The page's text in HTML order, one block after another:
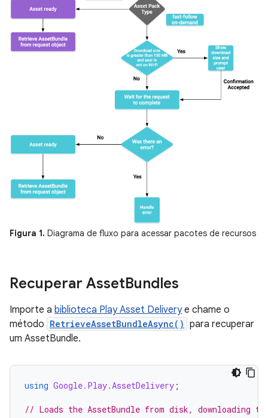
Figura 1. Diagrama de fluxo para acessar pacotes de recursos
Recuperar AssetBundles
Importe a biblioteca Play Asset Deliverye chame o
método RetrieveAssetBundleAsync() para recuperar
um AssetBundle.
using Google.Play.AssetDelivery ;
// Loads the AssetBundle from disk, downloading